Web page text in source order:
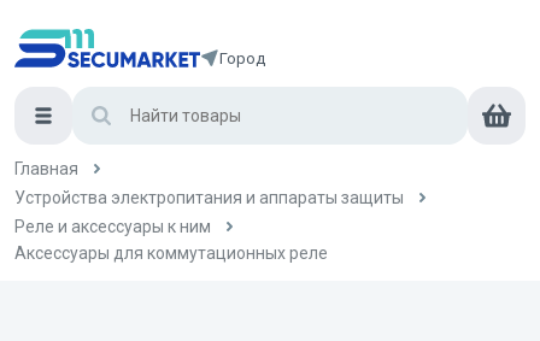
Город
Главная
Устройства электропитания и аппараты защиты
Реле и аксессуары к ним
Аксессуары для коммутационных реле